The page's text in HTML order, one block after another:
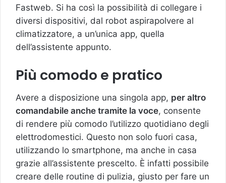
Fastweb. Si ha così la possibilità di collegare i
diversi dispositivi, dal robot aspirapolvere al
climatizzatore, a un’unica app, quella
dell’assistente appunto.
Più comodo e pratico
Avere a disposizione una singola app, per altro
comandabile anche tramite la voce, consente
di rendere più comodo l’utilizzo quotidiano degli
elettrodomestici. Questo non solo fuori casa,
utilizzando lo smartphone, ma anche in casa
grazie all’assistente prescelto. È infatti possibile
creare delle routine di pulizia, giusto per fare un